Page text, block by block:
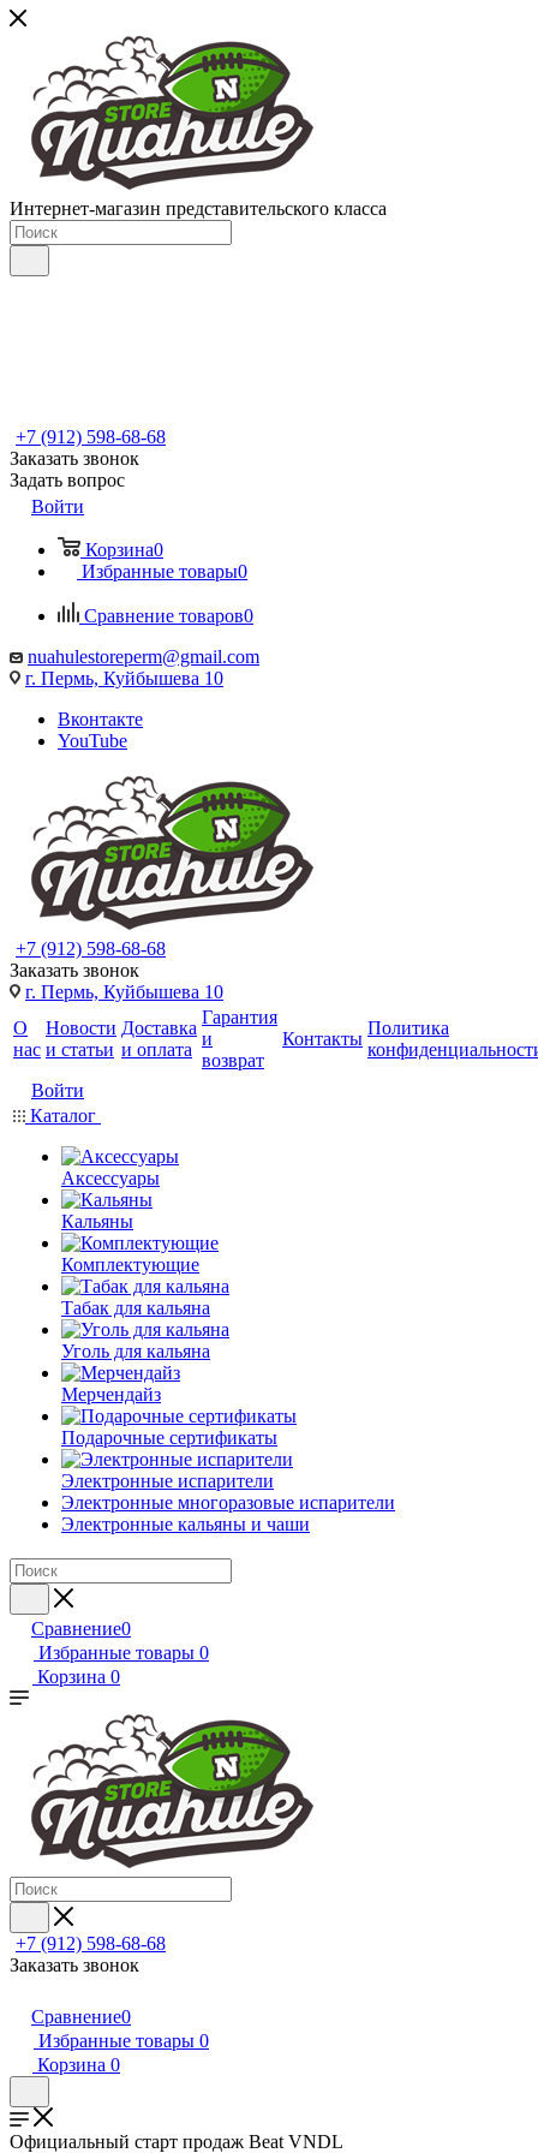
Интернет-магазин представительского класса
+7 (912) 598-68-68
Заказать звонок
Задать вопрос
Войти
Корзина0
Избранные товары0
Сравнение товаров0
nuahulestoreperm@gmail.com
г. Пермь, Куйбышева 10
Вконтакте
YouTube
+7 (912) 598-68-68
Заказать звонок
г. Пермь, Куйбышева 10
О
нас
Новости
и статьи
Доставка
и оплата
Гарантия
и
возврат
Контакты
Политика
Войти
Каталог
Аксессуары
Кальяны
Комплектующие
Табак для кальяна
Уголь для кальяна
Мерчендайз
Подарочные сертификаты
Электронные испарители
Электронные многоразовые испарители
Электронные кальяны и чаши
Сравнение0
Избранные товары 0
Корзина 0
+7 (912) 598-68-68
Заказать звонок
Сравнение0
Избранные товары 0
Корзина 0
Официальный старт продаж Beat VNDL